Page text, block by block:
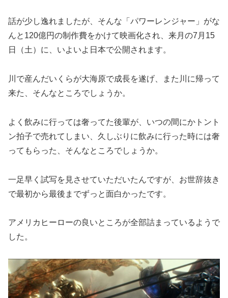
話が少し逸れましたが、そんな「パワーレンジャー」がな
んと120億円の制作費をかけて映画化され、来月の7月15
日（土）に、いよいよ日本で公開されます。
川で産んだいくらが大海原で成長を遂げ、また川に帰って
来た、そんなところでしょうか。
よく飲みに行っては奢ってた後輩が、いつの間にかトント
ン拍子で売れてしまい、久しぶりに飲みに行った時には奢
ってもらった、そんなところでしょうか。
一足早く試写を見させていただいたんですが、お世辞抜き
で最初から最後までずっと面白かったです。
アメリカヒーローの良いところが全部詰まっているようで
した。